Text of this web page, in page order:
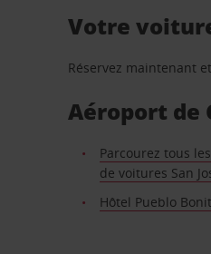
Votre
Réservez maintenant
Aéroport de
Parcourez tous
de voitures San
Hôtel Pueblo